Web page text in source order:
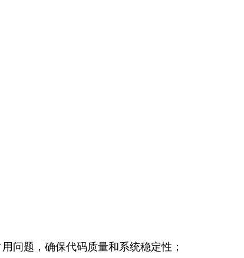
问题，确保代码质量和系统稳定性；